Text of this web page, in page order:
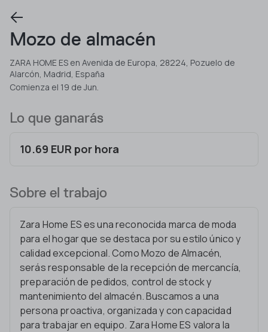
Mozo de almacén
ZARA HOME ES en Avenida de Europa, 28224, Pozuelo de
Alarcón, Madrid, España
Comienza el 19 de Jun.
Lo que ganarás
10.69 EUR por hora
Sobre el trabajo
Zara Home ES es una reconocida marca de moda
para el hogar que se destaca por su estilo único y
calidad excepcional. Como Mozo de Almacén,
serás responsable de la recepción de mercancía,
preparación de pedidos, control de stock y
mantenimiento del almacén. Buscamos a una
persona proactiva, organizada y con capacidad
para trabajar en equipo. Zara Home ES valora la